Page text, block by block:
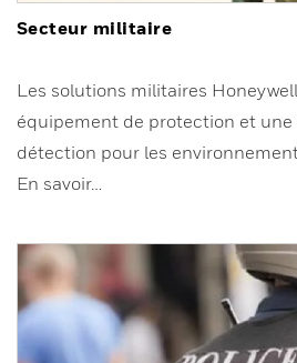
Secteur militaire
Les solutions militaires
équipement de protection et
détection pour les
En savoir…